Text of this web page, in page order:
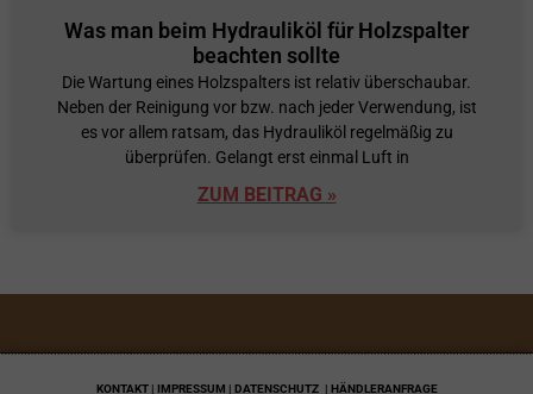
Was man beim Hydrauliköl für Holzspalter
beachten sollte
Die Wartung eines Holzspalters ist relativ überschaubar.
Neben der Reinigung vor bzw. nach jeder Verwendung, ist
es vor allem ratsam, das Hydrauliköl regelmäßig zu
überprüfen. Gelangt erst einmal Luft in
ZUM BEITRAG »
KONTAKT | IMPRESSUM | DATENSCHUTZ | HÄNDLERANFRAGE